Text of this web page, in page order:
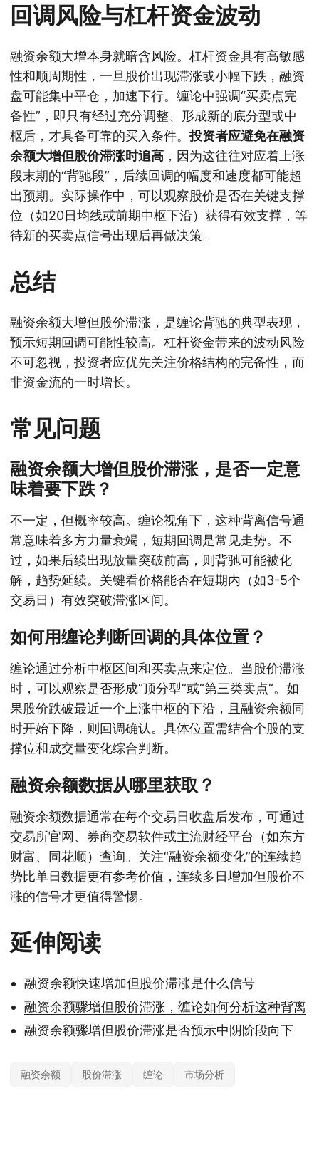
回调风险与杠杆资金波动
融资余额大增本身就暗含风险。杠杆资金具有高敏感
性和顺周期性，一旦股价出现滞涨或小幅下跌，融资
盘可能集中平仓，加速下行。缠论中强调“买卖点完
备性”，即只有经过充分调整、形成新的底分型或中
枢后，才具备可靠的买入条件。投资者应避免在融资
余额大增但股价滞涨时追高 ，因为这往往对应着上涨
段末期的“背驰段”，后续回调的幅度和速度都可能超
出预期。实际操作中，可以观察股价是否在关键支撑
位（如20日均线或前期中枢下沿）获得有效支撑，等
待新的买卖点信号出现后再做决策。
总结
融资余额大增但股价滞涨，是缠论背驰的典型表现，
预示短期回调可能性较高。杠杆资金带来的波动风险
不可忽视，投资者应优先关注价格结构的完备性，而
非资金流的一时增长。
常见问题
融资余额大增但股价滞涨，是否一定意
味着要下跌？
不一定，但概率较高。缠论视角下，这种背离信号通
常意味着多方力量衰竭，短期回调是常见走势。不
过，如果后续出现放量突破前高，则背驰可能被化
解，趋势延续。关键看价格能否在短期内（如3-5个
交易日）有效突破滞涨区间。
如何用缠论判断回调的具体位置？
缠论通过分析中枢区间和买卖点来定位。当股价滞涨
时，可以观察是否形成“顶分型”或“第三类卖点”。如
果股价跌破最近一个上涨中枢的下沿，且融资余额同
时开始下降，则回调确认。具体位置需结合个股的支
撑位和成交量变化综合判断。
融资余额数据从哪里获取？
融资余额数据通常在每个交易日收盘后发布，可通过
交易所官网、券商交易软件或主流财经平台（如东方
财富、同花顺）查询。关注“融资余额变化”的连续趋
势比单日数据更有参考价值，连续多日增加但股价不
涨的信号才更值得警惕。
延伸阅读
融资余额快速增加但股价滞涨是什么信号
融资余额骤增但股价滞涨，缠论如何分析这种背离
融资余额骤增但股价滞涨是否预示中阴阶段向下
融资余额 股价滞涨 缠论 市场分析